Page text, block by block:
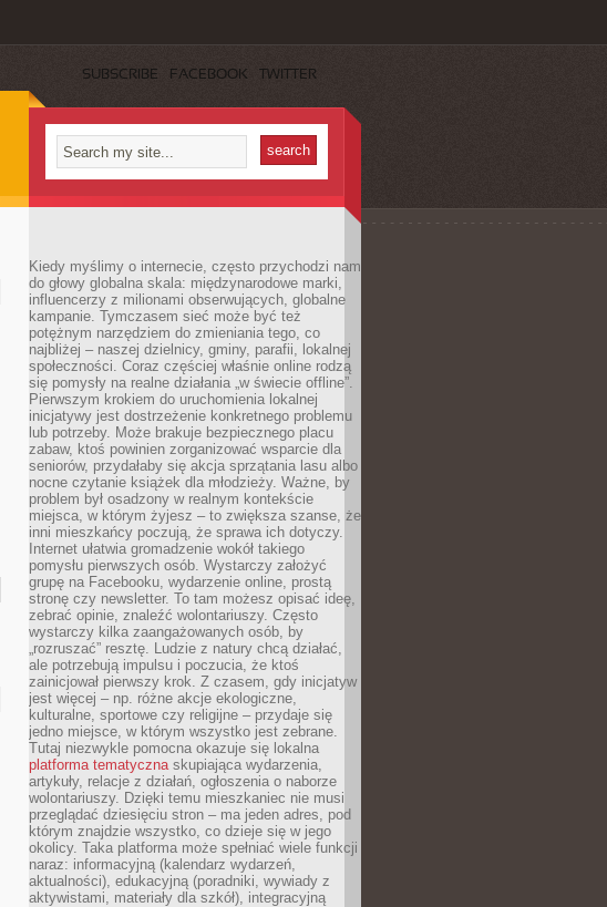
SUBSCRIBE FACEBOOK TWITTER
Kiedy myślimy o internecie, często przychodzi nam
do głowy globalna skala: międzynarodowe marki,
influencerzy z milionami obserwujących, globalne
kampanie. Tymczasem sieć może być też
potężnym narzędziem do zmieniania tego, co
najbliżej – naszej dzielnicy, gminy, parafii, lokalnej
społeczności. Coraz częściej właśnie online rodzą
się pomysły na realne działania „w świecie offline”.
Pierwszym krokiem do uruchomienia lokalnej
inicjatywy jest dostrzeżenie konkretnego problemu
lub potrzeby. Może brakuje bezpiecznego placu
zabaw, ktoś powinien zorganizować wsparcie dla
seniorów, przydałaby się akcja sprzątania lasu albo
nocne czytanie książek dla młodzieży. Ważne, by
problem był osadzony w realnym kontekście
miejsca, w którym żyjesz – to zwiększa szanse, że
inni mieszkańcy poczują, że sprawa ich dotyczy.
Internet ułatwia gromadzenie wokół takiego
pomysłu pierwszych osób. Wystarczy założyć
grupę na Facebooku, wydarzenie online, prostą
stronę czy newsletter. To tam możesz opisać ideę,
zebrać opinie, znaleźć wolontariuszy. Często
wystarczy kilka zaangażowanych osób, by
„rozruszać” resztę. Ludzie z natury chcą działać,
ale potrzebują impulsu i poczucia, że ktoś
zainicjował pierwszy krok. Z czasem, gdy inicjatyw
jest więcej – np. różne akcje ekologiczne,
kulturalne, sportowe czy religijne – przydaje się
jedno miejsce, w którym wszystko jest zebrane.
Tutaj niezwykle pomocna okazuje się lokalna
platforma tematycznaskupiająca wydarzenia,
artykuły, relacje z działań, ogłoszenia o naborze
wolontariuszy. Dzięki temu mieszkaniec nie musi
przeglądać dziesięciu stron – ma jeden adres, pod
którym znajdzie wszystko, co dzieje się w jego
okolicy. Taka platforma może spełniać wiele funkcji
naraz: informacyjną (kalendarz wydarzeń,
aktualności), edukacyjną (poradniki, wywiady z
aktywistami, materiały dla szkół), integracyjną